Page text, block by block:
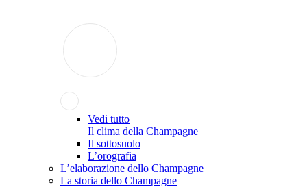
Vedi tutto
Il clima della Champagne
Il sottosuolo
L’orografia
L’elaborazione dello Champagne
La storia dello Champagne